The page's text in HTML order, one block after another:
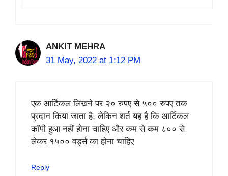
ANKIT MEHRA
31 May, 2022 at 1:12 PM
एक आर्टिकल लिखने पर २० रुपए से ५०० रुपए तक
प्रदान किया जाता है, लेकिन शर्त यह है कि आर्टिकल
कॉपी हुआ नहीं होना चाहिए और कम से कम ८०० से
लेकर १५०० वर्ड्स का होना चाहिए
Reply